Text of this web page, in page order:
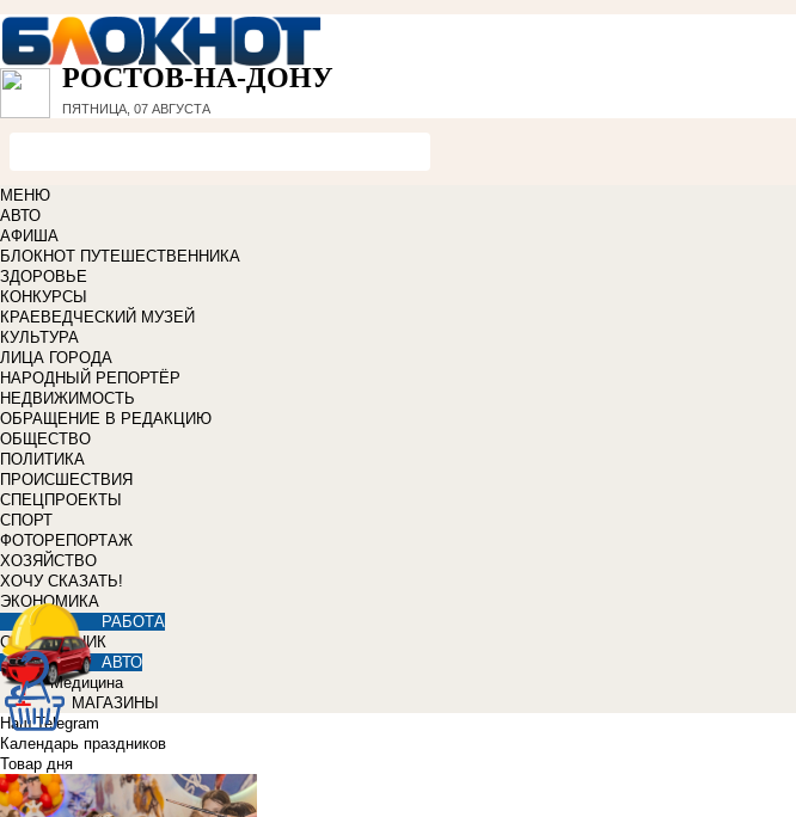
РОСТОВ-НА-ДОНУ
ПЯТНИЦА, 07 АВГУСТА
МЕНЮ
АВТО
АФИША
БЛОКНОТ ПУТЕШЕСТВЕННИКА
ЗДОРОВЬЕ
КОНКУРСЫ
КРАЕВЕДЧЕСКИЙ МУЗЕЙ
КУЛЬТУРА
ЛИЦА ГОРОДА
НАРОДНЫЙ РЕПОРТЁР
НЕДВИЖИМОСТЬ
ОБРАЩЕНИЕ В РЕДАКЦИЮ
ОБЩЕСТВО
ПОЛИТИКА
ПРОИСШЕСТВИЯ
СПЕЦПРОЕКТЫ
СПОРТ
ФОТОРЕПОРТАЖ
ХОЗЯЙСТВО
ХОЧУ СКАЗАТЬ!
ЭКОНОМИКА
РАБОТА
СПРАВОЧНИК
АВТО
Медицина
МАГАЗИНЫ
Наш Telegram
Календарь праздников
Товар дня